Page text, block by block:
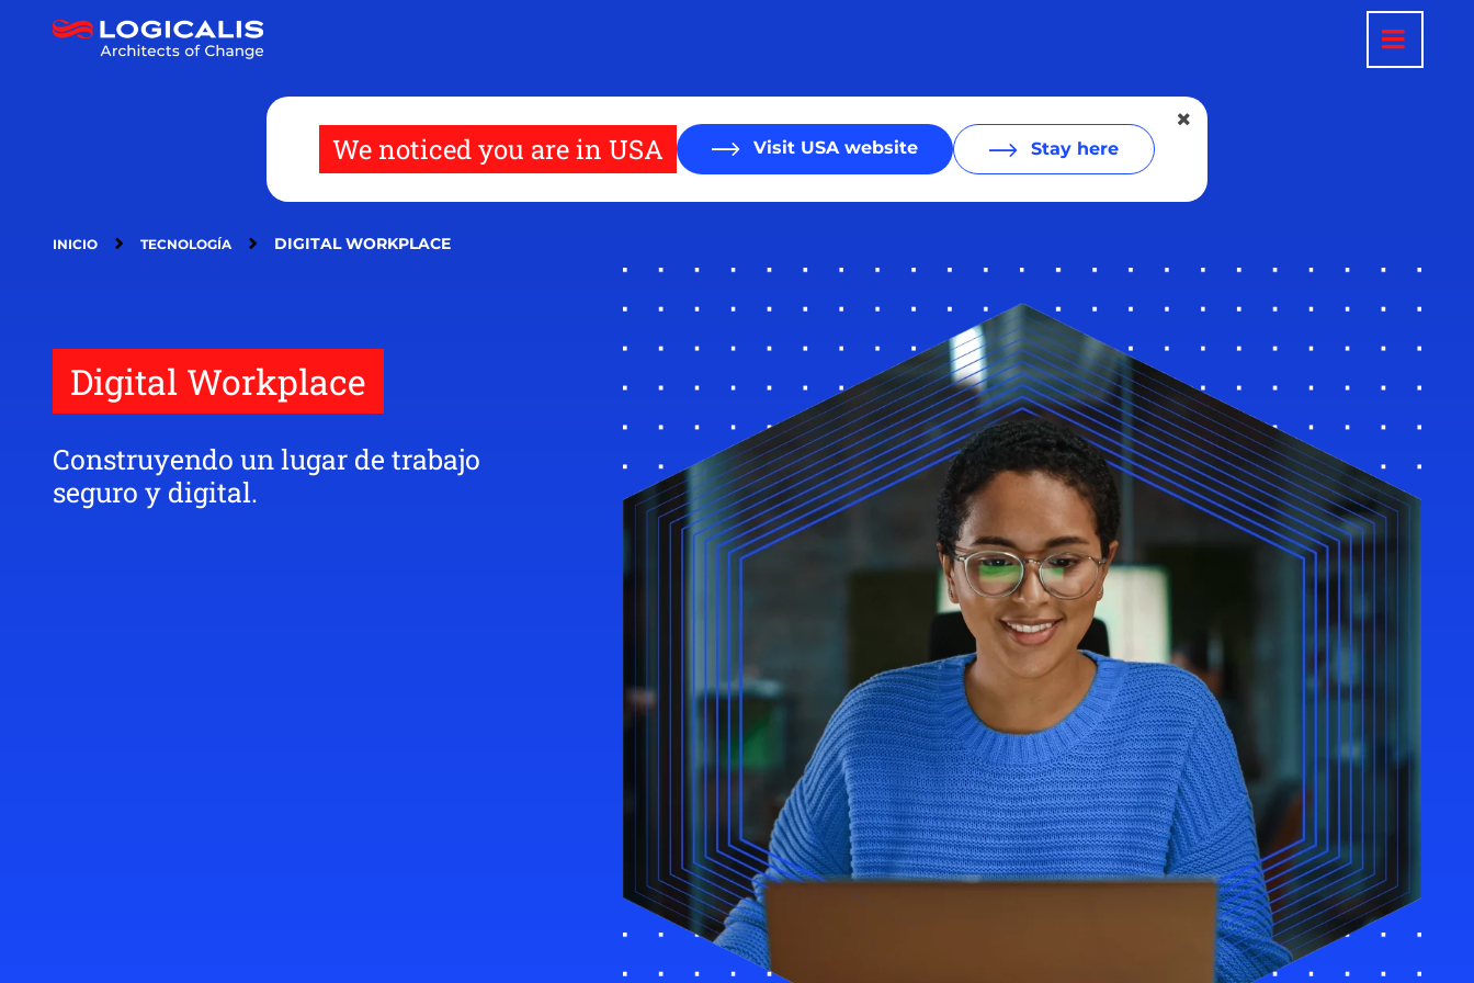
contenido
We noticed you are in USA Visit USA website Stay here
INICIO TECNOLOGÍA DIGITAL WORKPLACE
Digital Workplace
Construyendo un lugar de trabajo
seguro y digital.